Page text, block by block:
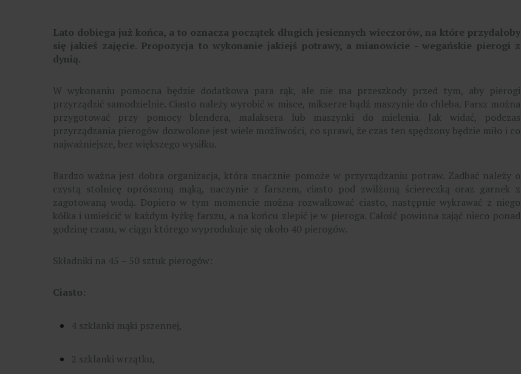
Lato dobiega już końca, a to oznacza początek długich jesiennych wieczorów, na które przydałoby
się jakieś zajęcie. Propozycja to wykonanie jakiejś potrawy, a mianowicie - wegańskie pierogi z
dynią.
W wykonaniu pomocna będzie dodatkowa para rąk, ale nie ma przeszkody przed tym, aby pierogi
przyrządzić samodzielnie. Ciasto należy wyrobić w misce, mikserze bądź maszynie do chleba. Farsz można
przygotować przy pomocy blendera, malaksera lub maszynki do mielenia. Jak widać, podczas
przyrządzania pierogów dozwolone jest wiele możliwości, co sprawi, że czas ten spędzony będzie miło i co
najważniejsze, bez większego wysiłku.
Bardzo ważna jest dobra organizacja, która znacznie pomoże w przyrządzaniu potraw. Zadbać należy o
czystą stolnicę oprószoną mąką, naczynie z farszem, ciasto pod zwilżoną ściereczką oraz garnek z
zagotowaną wodą. Dopiero w tym momencie można rozwałkować ciasto, następnie wykrawać z niego
kółka i umieścić w każdym łyżkę farszu, a na końcu zlepić je w pieroga. Całość powinna zająć nieco ponad
godzinę czasu, w ciągu którego wyprodukuje się około 40 pierogów.
Składniki na 45 – 50 sztuk pierogów:
Ciasto:
4 szklanki mąki pszennej,
2 szklanki wrzątku,